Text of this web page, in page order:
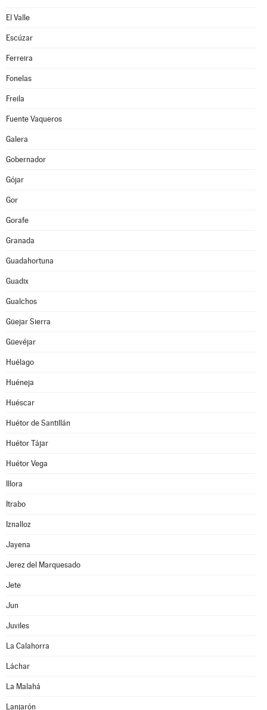
El Valle
Escúzar
Ferreira
Fonelas
Freila
Fuente Vaqueros
Galera
Gobernador
Gójar
Gor
Gorafe
Granada
Guadahortuna
Guadix
Gualchos
Güejar Sierra
Güevéjar
Huélago
Huéneja
Huéscar
Huétor de Santillán
Huétor Tájar
Huétor Vega
Illora
Itrabo
Iznalloz
Jayena
Jerez del Marquesado
Jete
Jun
Juviles
La Calahorra
Láchar
La Malahá
Lanjarón